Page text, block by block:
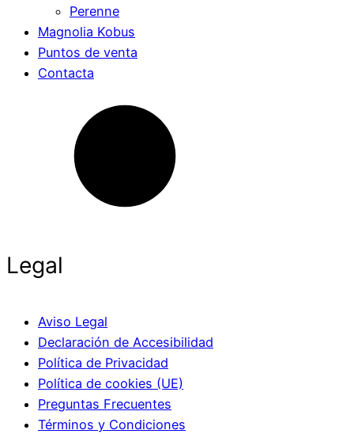
Perenne
Magnolia Kobus
Puntos de venta
Contacta
Legal
Aviso Legal
Declaración de Accesibilidad
Política de Privacidad
Política de cookies (UE)
Preguntas Frecuentes
Términos y Condiciones